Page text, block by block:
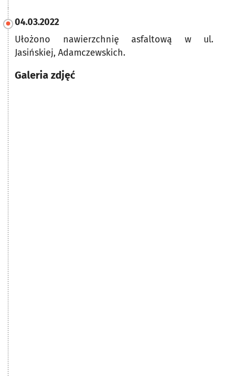
04.03.2022
Ułożono nawierzchnię asfaltową w ul.
Jasińskiej, Adamczewskich.
Galeria zdjęć